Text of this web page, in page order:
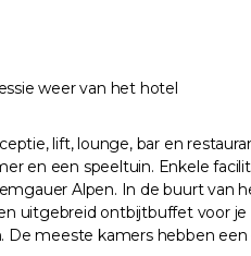
weer van het hotel
lift, lounge, bar en
en een speeltuin. Enkele
Alpen. In de buurt van
uitgebreid ontbijtbuffet voor
De meeste kamers hebben een